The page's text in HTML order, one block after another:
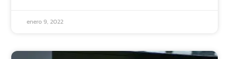
enero 9, 2022